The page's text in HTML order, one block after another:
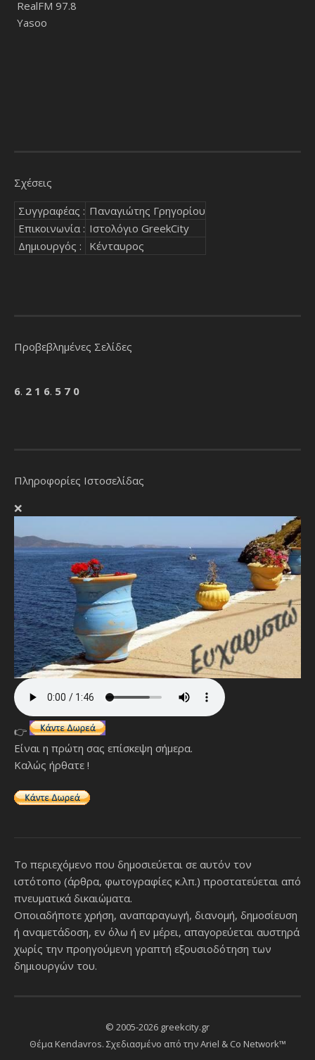
RealFM 97.8
Yasoo
Σχέσεις
Συγγραφέας : Παναγιώτης Γρηγορίου
Επικοινωνία : Ιστολόγιο GreekCity
Δημιουργός :
Κένταυρος
Προβεβλημένες Σελίδες
6. 2 1 6. 5 7 0
Πληροφορίες Ιστοσελίδας
❌
👉
Είναι η πρώτη σας επίσκεψη σήμερα.
Καλώς ήρθατε !
Το περιεχόμενο που δημοσιεύεται σε αυτόν τον
ιστότοπο (άρθρα, φωτογραφίες κ.λπ.) προστατεύεται από
πνευματικά δικαιώματα.
Οποιαδήποτε χρήση, αναπαραγωγή, διανομή, δημοσίευση
ή αναμετάδοση, εν όλω ή εν μέρει, απαγορεύεται αυστηρά
χωρίς την προηγούμενη γραπτή εξουσιοδότηση των
δημιουργών του.
© 2005-2026 greekcity.gr
Θέμα Kendavros. Σχεδιασμένο από τηνAriel & Co Network™